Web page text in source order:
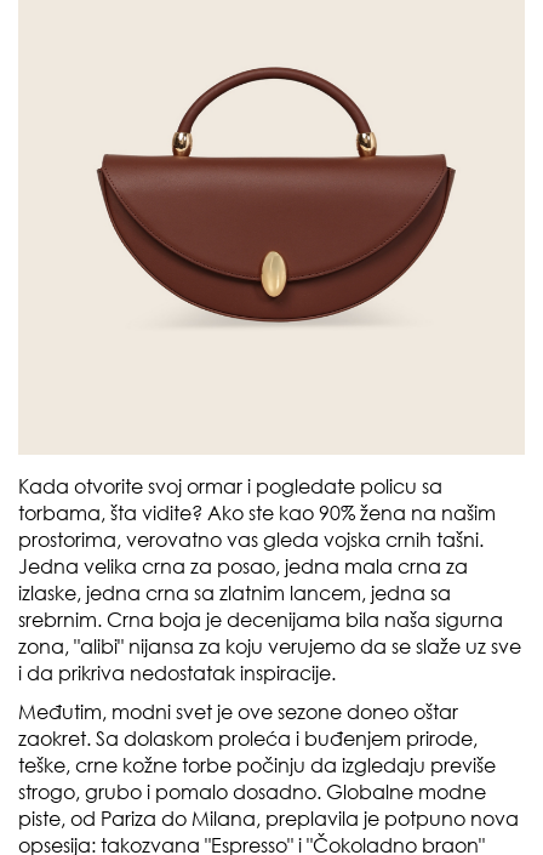
Kada otvorite svoj ormar i pogledate policu sa
torbama, šta vidite? Ako ste kao 90% žena na našim
prostorima, verovatno vas gleda vojska crnih tašni.
Jedna velika crna za posao, jedna mala crna za
izlaske, jedna crna sa zlatnim lancem, jedna sa
srebrnim. Crna boja je decenijama bila naša sigurna
zona, "alibi" nijansa za koju verujemo da se slaže uz sve
i da prikriva nedostatak inspiracije.
Međutim, modni svet je ove sezone doneo oštar
zaokret. Sa dolaskom proleća i buđenjem prirode,
teške, crne kožne torbe počinju da izgledaju previše
strogo, grubo i pomalo dosadno. Globalne modne
piste, od Pariza do Milana, preplavila je potpuno nova
opsesija: takozvana "Espresso" i "Čokoladno braon"